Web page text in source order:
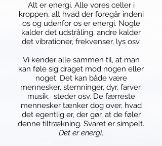
Alt er energi. Alle vores celler i
kroppen, alt hvad der foregår indeni
os og udenfor os er energi. Nogle
kalder det udstråling, andre kalder
det vibrationer, frekvenser, lys osv.
Vi kender alle sammen til, at man
kan føle sig draget mod nogen eller
noget. Det kan både være
mennesker, stemninger, dyr, farver,
musik, steder osv. De færreste
mennesker tænker dog over, hvad
det egentlig er, der gør, at de føler
denne tiltrækning. Svaret er simpelt.
Det er energi.